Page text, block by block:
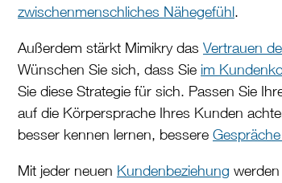
zwischenmenschliches Nähegefühl.
Außerdem stärkt Mimikry das Vertrauen
Wünschen Sie sich, dass Sie im
Sie diese Strategie für sich. Passen Sie
auf die Körpersprache Ihres Kunden
besser kennen lernen, bessere
Mit jeder neuen Kundenbeziehung